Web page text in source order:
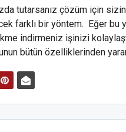
tutarsanız çözüm için
farklı bir yöntem. Eğer bu
indirmeniz işinizi
bütün özelliklerinden